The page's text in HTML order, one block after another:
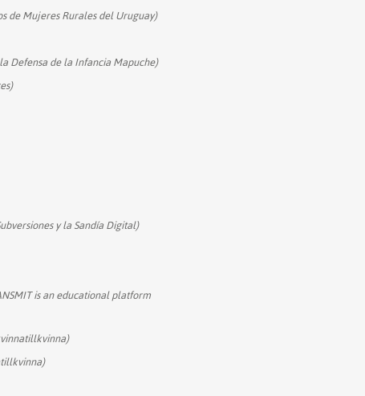
de Mujeres Rurales del Uruguay)
Defensa de la Infancia Mapuche)
y la Sandía Digital)
is an educational platform